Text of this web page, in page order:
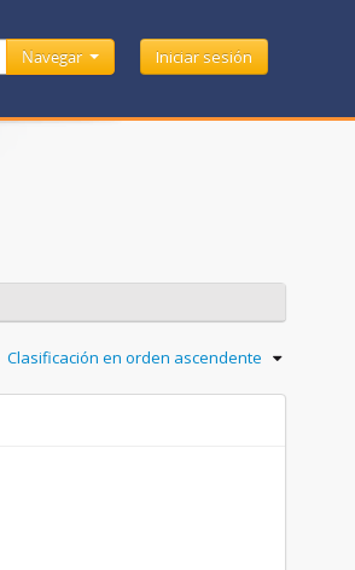
Iniciar sesión
Navegar
Clasificación en orden ascendente